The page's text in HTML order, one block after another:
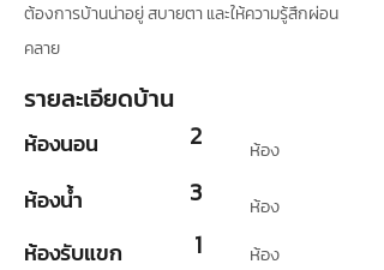
ต้องการบ้านน่าอยู่ สบายตา และให้ความรู้สึกผ่อน
คลาย
รายละเอียดบ้าน
ห้องนอน
ห้องน้ำ
ห้องรับแขก
2
3
1
ห้อง
ห้อง
ห้อง